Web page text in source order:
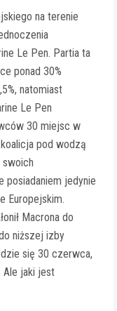
na terenie
Le Pen. Partia ta
ponad 30%
natomiast
Le Pen
30 miejsc w
pod wodzą
swoich
posiadaniem jedynie
Europejskim.
Macrona do
niższej izby
się 30 czerwca,
Ale jaki jest